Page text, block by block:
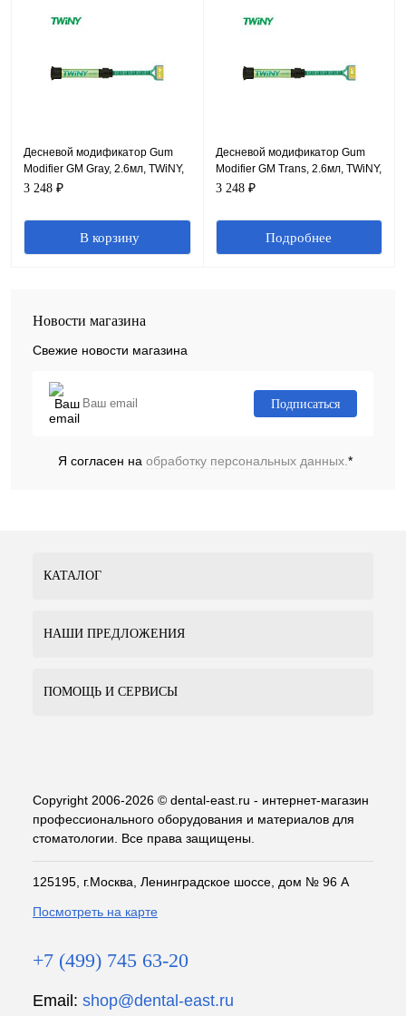
Десневой модификатор Gum
Modifier GM Gray, 2.6мл, TWiNY,
Yamakin
3 248 ₽
Десневой модификатор Gum
Modifier GM Trans, 2.6мл, TWiNY,
Yamakin
3 248 ₽
Подробнее
Новости магазина
Свежие новости магазина
Подписаться
Я согласен на обработку персональных данных.*
КАТАЛОГ
НАШИ ПРЕДЛОЖЕНИЯ
ПОМОЩЬ И СЕРВИСЫ
Copyright 2006-2026 © dental-east.ru - интернет-магазин
профессионального оборудования и материалов для
стоматологии. Все права защищены.
125195, г.Москва, Ленинградское шоссе, дом № 96 А
Посмотреть на карте
+7 (499) 745 63-20
Email: shop@dental-east.ru